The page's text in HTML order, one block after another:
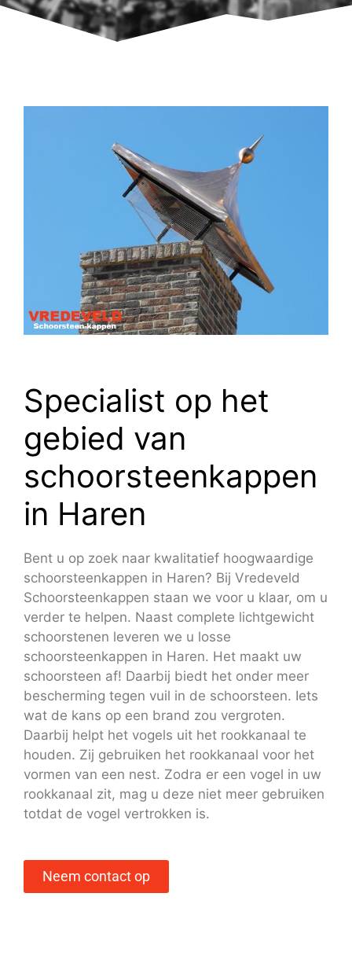
Specialist op het
gebied van
schoorsteenkappen
in Haren
Bent u op zoek naar kwalitatief hoogwaardige
schoorsteenkappen in Haren? Bij Vredeveld
Schoorsteenkappen staan we voor u klaar, om u
verder te helpen. Naast complete lichtgewicht
schoorstenen leveren we u losse
schoorsteenkappen in Haren. Het maakt uw
schoorsteen af! Daarbij biedt het onder meer
bescherming tegen vuil in de schoorsteen. Iets
wat de kans op een brand zou vergroten.
Daarbij helpt het vogels uit het rookkanaal te
houden. Zij gebruiken het rookkanaal voor het
vormen van een nest. Zodra er een vogel in uw
rookkanaal zit, mag u deze niet meer gebruiken
totdat de vogel vertrokken is.
Neem contact op